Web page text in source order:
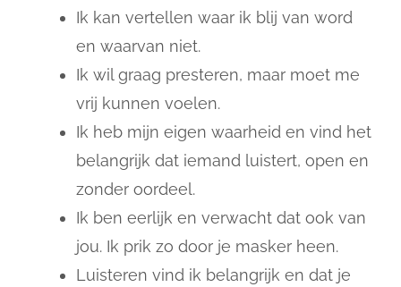
Ik kan vertellen waar ik blij van word
en waarvan niet.
Ik wil graag presteren, maar moet me
vrij kunnen voelen.
Ik heb mijn eigen waarheid en vind het
belangrijk dat iemand luistert, open en
zonder oordeel.
Ik ben eerlijk en verwacht dat ook van
jou. Ik prik zo door je masker heen.
Luisteren vind ik belangrijk en dat je